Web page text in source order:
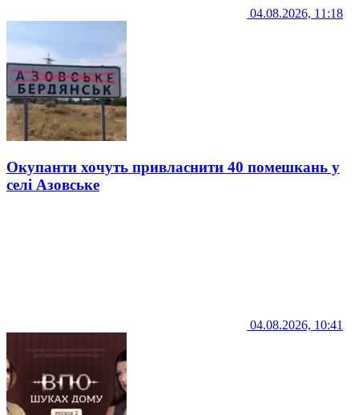
04.08.2026, 11:18
Окупанти хочуть привласнити 40 помешкань у
селі Азовське
04.08.2026, 10:41